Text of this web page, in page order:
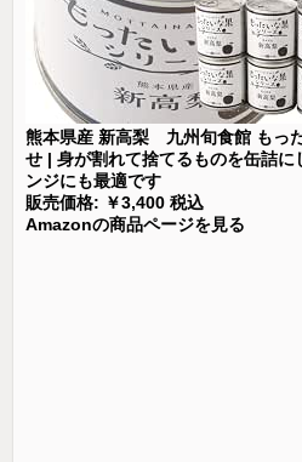
熊本県産 新高梨 九州旬食館 もっ
せ | 身が割れて捨てるものを缶詰
ンジにも最適です
販売価格: ￥3,400 税込
Amazonの商品ページを見る